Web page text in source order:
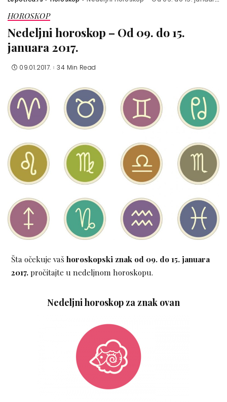
HOROSKOP
Nedeljni horoskop – Od 09. do 15.
januara 2017.
09.01.2017. 34 Min Read
Šta očekuje vaš horoskopski znak od 09. do 15. januara
2017.pročitajte u nedeljnom horoskopu.
Nedeljni horoskop za znak ovan